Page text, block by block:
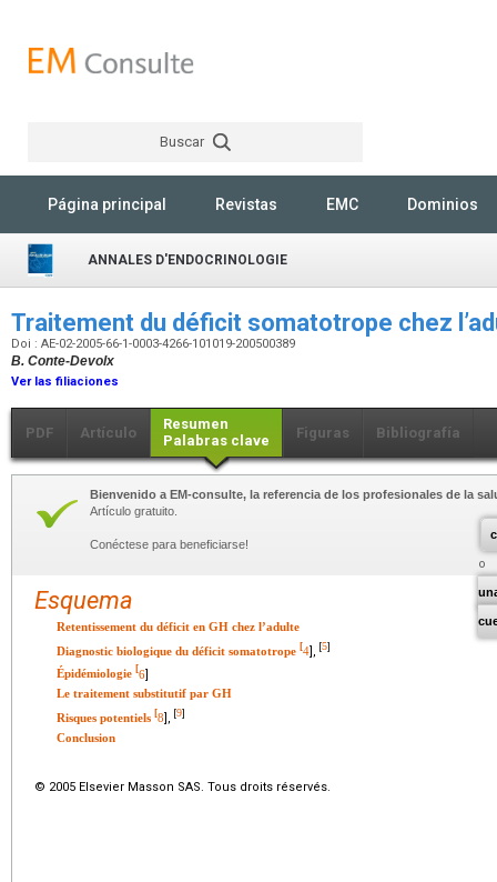
Buscar
Página principal Revistas EMC Dominios
ANNALES D'ENDOCRINOLOGIE
Traitement du déficit somatotrope chez
Doi : AE-02-2005-66-1-0003-4266-101019-200500389
B. Conte-Devolx
Ver las filiaciones
PDF Artículo
Resumen
Palabras clave
Figuras Bibliografía
Bienvenido a EM-consulte, la referencia de los profesionales de la
Artículo gratuito.
Conéctese para beneficiarse!
Esquema
Retentissement du déficit en GH chez l’adulte
Diagnostic biologique du déficit somatotrope [4], [5]
Épidémiologie 6]
Le traitement substitutif par GH
Risques potentiels [8], [9]
Conclusion
© 2005 Elsevier Masson SAS. Tous droits réservés.